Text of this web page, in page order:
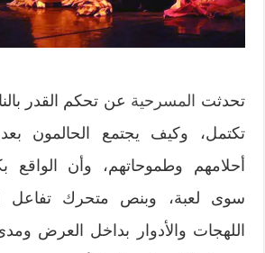
تحدثت المسرحية عن تحكم القدر
تكتمل، وكيف يجتمع الحالمون
أحلامهم وطموحاتهم، وأن
سوى لعبة، وبنص متحرك تفاعل
اللهجات والأدوار بداخل العرض